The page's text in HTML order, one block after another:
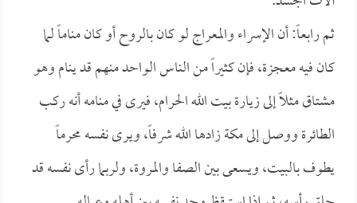
ثم رابعاً: أن الإسراء والمعراج لو كان بالروح أو كان مناماً لما
كان فيه معجزة، فإن كثيراً من الناس الواحد منهم قد ينام وهو
مشتاق مثلاً إلى زيارة بيت الله الحرام، فيرى في منامه أنه ركب
الطائرة ووصل إلى مكة زادها الله شرفاً، ويرى نفسه محرماً
يطوف بالبيت، ويسعى بين الصفا والمروة، ولربما رأى نفسه قد